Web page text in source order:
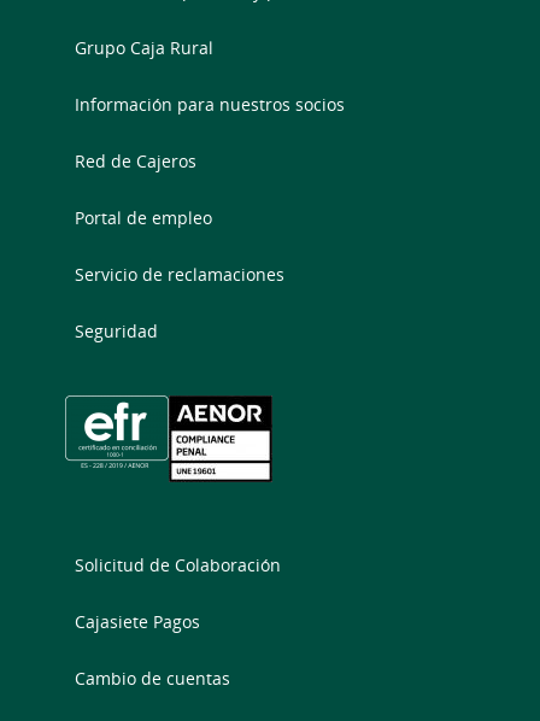
Grupo Caja Rural
Información para nuestros socios
Red de Cajeros
Portal de empleo
Servicio de reclamaciones
Seguridad
Solicitud de Colaboración
Cajasiete Pagos
Cambio de cuentas